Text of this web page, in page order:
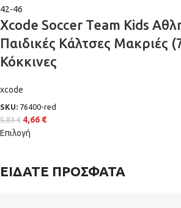
42-46
Xcode Soccer Team Kids
Παιδικές Κάλτσες Μακριές
Κόκκινες
xcode
SKU: 76400-red
5,83€ 4,66 €
Επιλογή
ΕΙΔΑΤΕ ΠΡΟΣΦΑΤΑ